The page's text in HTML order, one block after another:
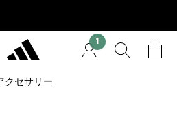
1
クセサリー